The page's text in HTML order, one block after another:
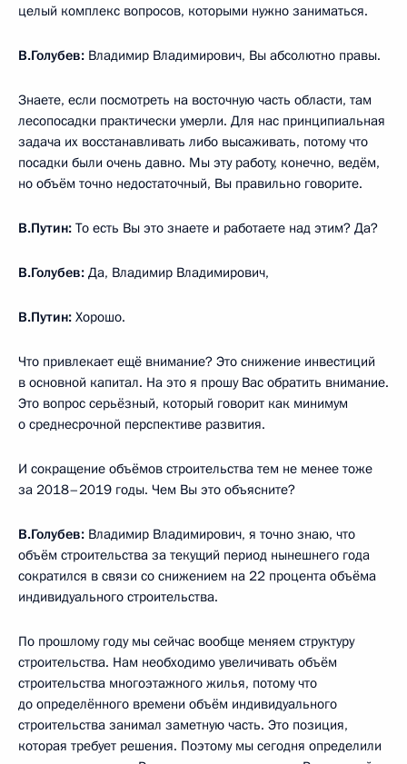
целый комплекс вопросов, которыми нужно заниматься.
В.Голубев: Владимир Владимирович, Вы абсолютно правы.
Знаете, если посмотреть на восточную часть области, там
лесопосадки практически умерли. Для нас принципиальная
задача их восстанавливать либо высаживать, потому что
посадки были очень давно. Мы эту работу, конечно, ведём,
но объём точно недостаточный, Вы правильно говорите.
В.Путин: То есть Вы это знаете и работаете над этим? Да?
В.Голубев: Да, Владимир Владимирович,
В.Путин: Хорошо.
Что привлекает ещё внимание? Это снижение инвестиций
в основной капитал. На это я прошу Вас обратить внимание.
Это вопрос серьёзный, который говорит как минимум
о среднесрочной перспективе развития.
И сокращение объёмов строительства тем не менее тоже
за 2018–2019 годы. Чем Вы это объясните?
В.Голубев: Владимир Владимирович, я точно знаю, что
объём строительства за текущий период нынешнего года
сократился в связи со снижением на 22 процента объёма
индивидуального строительства.
По прошлому году мы сейчас вообще меняем структуру
строительства. Нам необходимо увеличивать объём
строительства многоэтажного жилья, потому что
до определённого времени объём индивидуального
строительства занимал заметную часть. Это позиция,
которая требует решения. Поэтому мы сегодня определили